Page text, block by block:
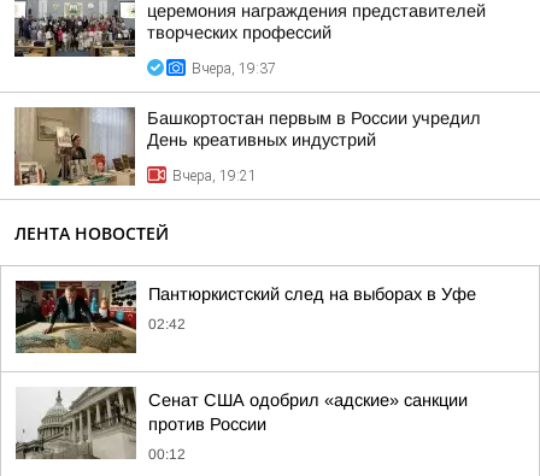
церемония награждения представителей
творческих профессий
Вчера, 19:37
Башкортостан первым в России учредил
День креативных индустрий
Вчера, 19:21
ЛЕНТА НОВОСТЕЙ
Пантюркистский след на выборах в Уфе
02:42
Сенат США одобрил «адские» санкции
против России
00:12